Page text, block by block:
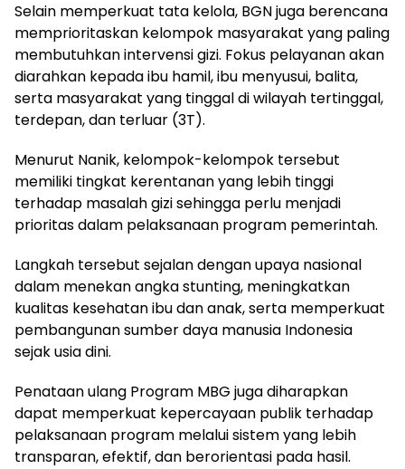
Selain memperkuat tata kelola, BGN juga berencana
memprioritaskan kelompok masyarakat yang paling
membutuhkan intervensi gizi. Fokus pelayanan akan
diarahkan kepada ibu hamil, ibu menyusui, balita,
serta masyarakat yang tinggal di wilayah tertinggal,
terdepan, dan terluar (3T).
Menurut Nanik, kelompok-kelompok tersebut
memiliki tingkat kerentanan yang lebih tinggi
terhadap masalah gizi sehingga perlu menjadi
prioritas dalam pelaksanaan program pemerintah.
Langkah tersebut sejalan dengan upaya nasional
dalam menekan angka stunting, meningkatkan
kualitas kesehatan ibu dan anak, serta memperkuat
pembangunan sumber daya manusia Indonesia
sejak usia dini.
Penataan ulang Program MBG juga diharapkan
dapat memperkuat kepercayaan publik terhadap
pelaksanaan program melalui sistem yang lebih
transparan, efektif, dan berorientasi pada hasil.